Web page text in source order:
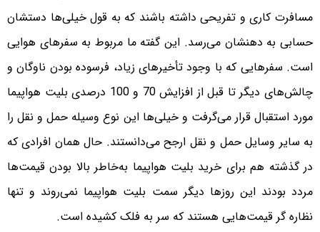
مسافرت کاری و تفریحی داشته باشند که به قول خیلی‌ها دستشان
حسابی به دهنشان می‌رسد. این گفته ما مربوط به سفرهای هوایی
است. سفرهایی که با وجود تأخیرهای زیاد، فرسوده بودن ناوگان و
چالش‌های دیگر تا قبل از افزایش 70 و 100 درصدی بلیت هواپیما
مورد استقبال قرار می‌گرفت و خیلی‌ها این نوع وسیله حمل و نقل را
به سایر وسایل حمل و نقل ارجح می‌دانستند. حال همان افرادی که
در گذشته هم برای خرید بلیت هواپیما به‌خاطر بالا بودن قیمت‌ها
مردد بودند این روزها دیگر سمت بلیت هواپیما نمی‌روند و تنها
نظاره گر قیمت‌هایی هستند که سر به فلک کشیده است.